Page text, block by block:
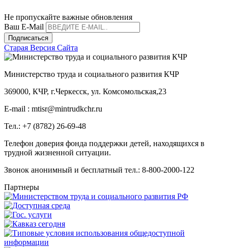
Не пропускайте важные обновления
Ваш E-Mail
Подписаться
Старая Версия Сайта
Министерство труда и социального развития КЧР
369000, КЧР, г.Черкесск, ул. Комсомольская,23
E-mail : mtisr@mintrudkchr.ru
Тел.: +7 (8782) 26-69-48
Телефон доверия фонда поддержки детей, находящихся в
трудной жизненной ситуации.
Звонок анонимный и бесплатный тел.: 8-800-2000-122
Партнеры